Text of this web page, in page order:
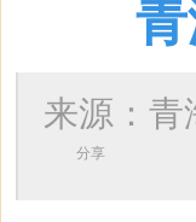
来源：
分享